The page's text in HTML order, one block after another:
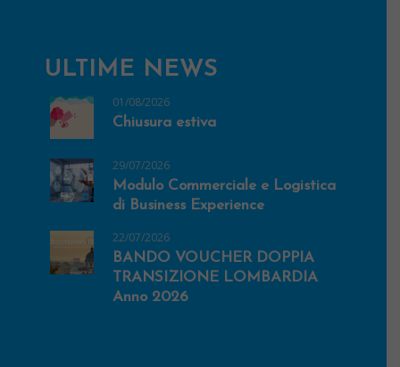
ULTIME NEWS
01/08/2026
Chiusura estiva
29/07/2026
Modulo Commerciale e Logistica
di Business Experience
22/07/2026
BANDO VOUCHER DOPPIA
TRANSIZIONE LOMBARDIA
Anno 2026